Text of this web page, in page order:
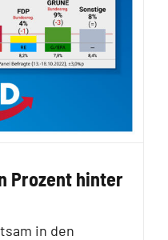
Prozent hinter
in den